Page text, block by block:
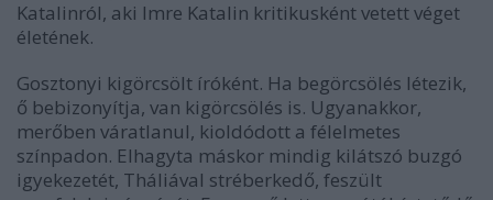
Katalinról, aki Imre Katalin kritikusként vetett véget
életének.
Gosztonyi kigörcsölt íróként. Ha begörcsölés létezik,
ő bebizonyítja, van kigörcsölés is. Ugyanakkor,
merőben váratlanul, kioldódott a félelmetes
színpadon. Elhagyta máskor mindig kilátszó buzgó
igyekezetét, Tháliával stréberkedő, feszült